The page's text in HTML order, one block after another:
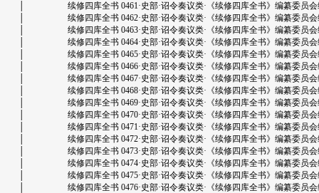
│ 续修四库全书 0461·史部·诏令奏议类·《续修四库全书》编纂委员会编
│ 续修四库全书 0462·史部·诏令奏议类·《续修四库全书》编纂委员会编
│ 续修四库全书 0463·史部·诏令奏议类·《续修四库全书》编纂委员会编
│ 续修四库全书 0464·史部·诏令奏议类·《续修四库全书》编纂委员会编
│ 续修四库全书 0465·史部·诏令奏议类·《续修四库全书》编纂委员会编
│ 续修四库全书 0466·史部·诏令奏议类·《续修四库全书》编纂委员会编
│ 续修四库全书 0467·史部·诏令奏议类·《续修四库全书》编纂委员会编
│ 续修四库全书 0468·史部·诏令奏议类·《续修四库全书》编纂委员会编
│ 续修四库全书 0469·史部·诏令奏议类·《续修四库全书》编纂委员会编
│ 续修四库全书 0470·史部·诏令奏议类·《续修四库全书》编纂委员会编
│ 续修四库全书 0471·史部·诏令奏议类·《续修四库全书》编纂委员会编
│ 续修四库全书 0472·史部·诏令奏议类·《续修四库全书》编纂委员会编
│ 续修四库全书 0473·史部·诏令奏议类·《续修四库全书》编纂委员会编
│ 续修四库全书 0474·史部·诏令奏议类·《续修四库全书》编纂委员会编
│ 续修四库全书 0475·史部·诏令奏议类·《续修四库全书》编纂委员会编
│ 续修四库全书 0476·史部·诏令奏议类·《续修四库全书》编纂委员会编